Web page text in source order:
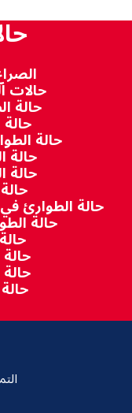
حالات
حالة
حالة
حالة
حالة
حالة الطوارئ
حالة